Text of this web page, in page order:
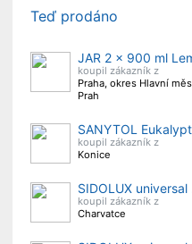
Teď prodáno
JAR 2 x 900 ml
koupil zákazník z
Praha, okres Hlavní
Prah
SANYTOL
koupil zákazník z
Konice
SIDOLUX universal
koupil zákazník z
Charvatce